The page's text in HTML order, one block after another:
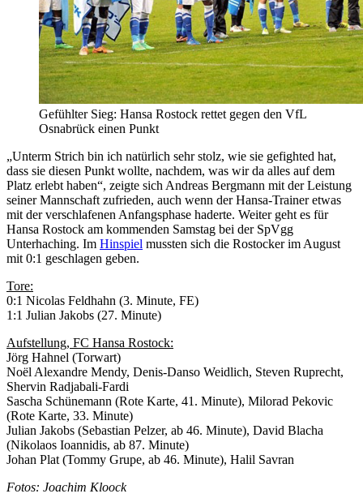
Gefühlter Sieg: Hansa Rostock rettet gegen den VfL
Osnabrück einen Punkt
„Unterm Strich bin ich natürlich sehr stolz, wie sie gefighted hat,
dass sie diesen Punkt wollte, nachdem, was wir da alles auf dem
Platz erlebt haben“, zeigte sich Andreas Bergmann mit der Leistung
seiner Mannschaft zufrieden, auch wenn der Hansa-Trainer etwas
mit der verschlafenen Anfangsphase haderte. Weiter geht es für
Hansa Rostock am kommenden Samstag bei der SpVgg
Unterhaching. Im Hinspiel mussten sich die Rostocker im August
mit 0:1 geschlagen geben.
Tore:
0:1 Nicolas Feldhahn (3. Minute, FE)
1:1 Julian Jakobs (27. Minute)
Aufstellung, FC Hansa Rostock:
Jörg Hahnel (Torwart)
Noёl Alexandre Mendy, Denis-Danso Weidlich, Steven Ruprecht,
Shervin Radjabali-Fardi
Sascha Schünemann (Rote Karte, 41. Minute), Milorad Pekovic
(Rote Karte, 33. Minute)
Julian Jakobs (Sebastian Pelzer, ab 46. Minute), David Blacha
(Nikolaos Ioannidis, ab 87. Minute)
Johan Plat (Tommy Grupe, ab 46. Minute), Halil Savran
Fotos: Joachim Kloock